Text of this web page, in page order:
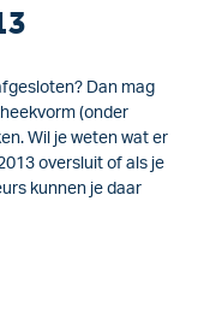
Dan mag
(onder
Wil je weten wat er
oversluit of als je
kunnen je daar